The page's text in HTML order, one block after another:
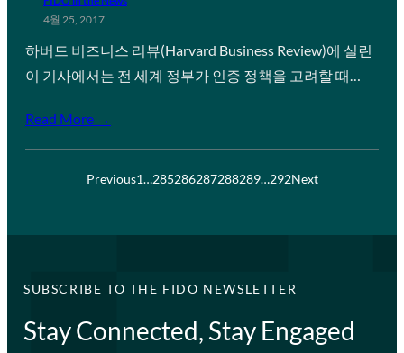
4월 25, 2017
하버드 비즈니스 리뷰(Harvard Business Review)에 실린
이 기사에서는 전 세계 정부가 인증 정책을 고려할 때…
Read More →
Previous1…285286287288289…292Next
SUBSCRIBE TO THE FIDO NEWSLETTER
Stay Connected, Stay Engaged